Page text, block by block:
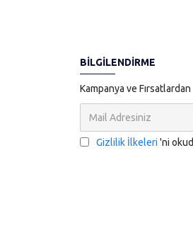
BILGILENDIRME
Kampanya ve
Gizlilik İlkeleri 'ni